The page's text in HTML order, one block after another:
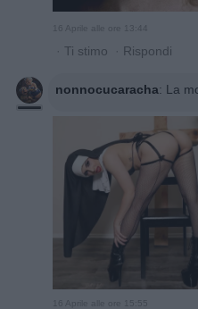
16 Aprile alle ore 13:44
· Ti stimo · Rispondi
nonnocucaracha: La
16 Aprile alle ore 15:55